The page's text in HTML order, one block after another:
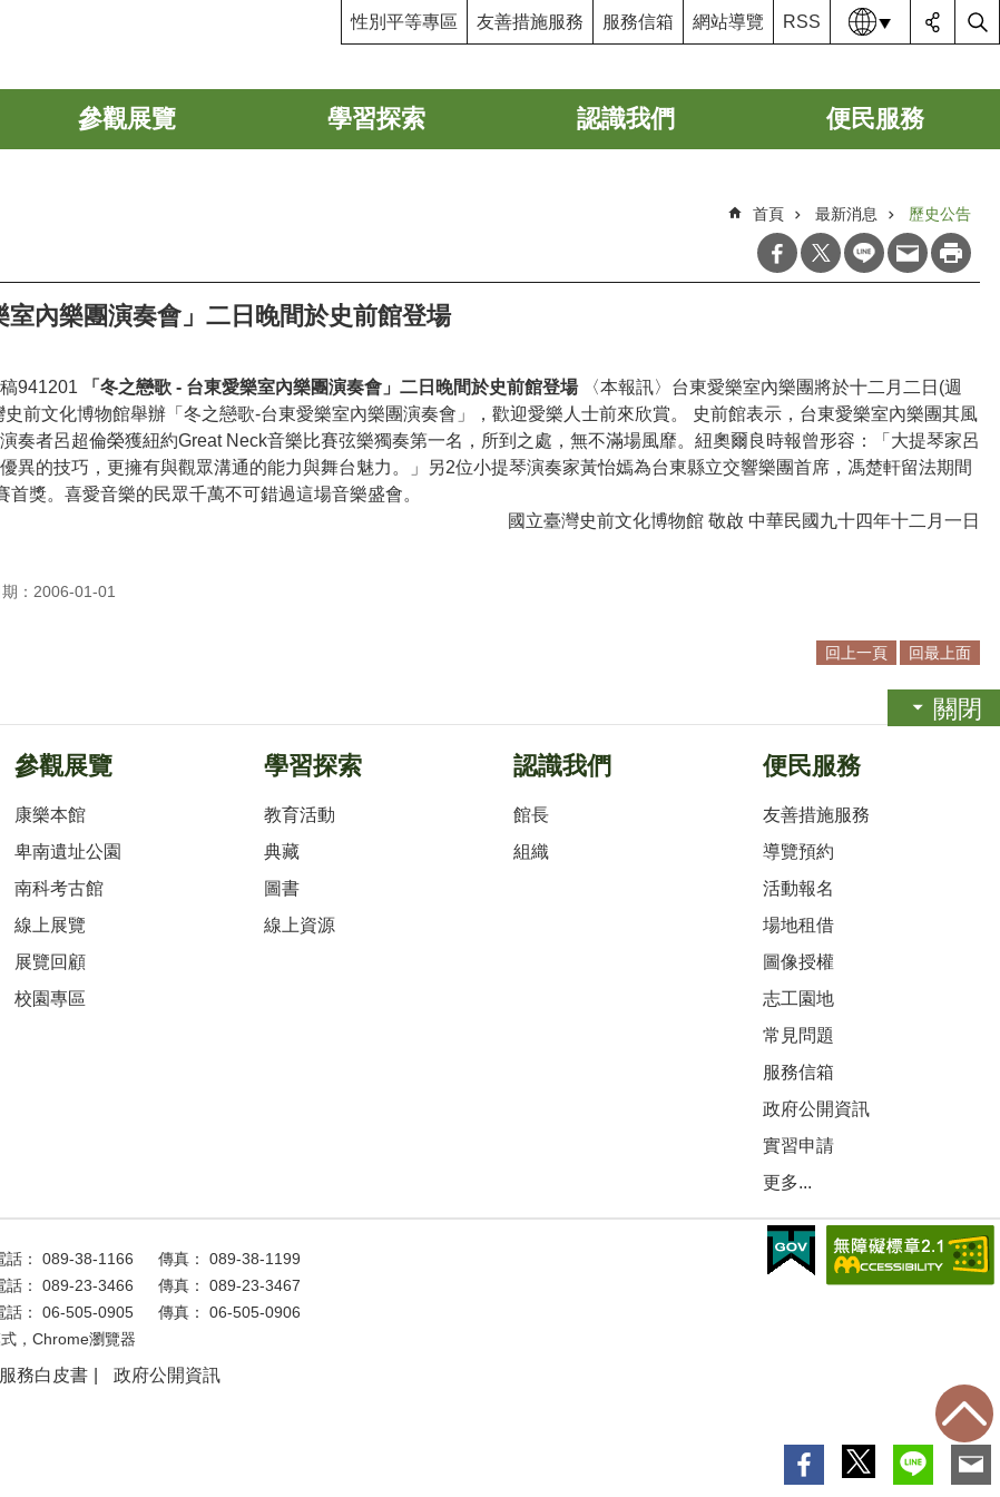
性別平等專區 友善措施服務 服務信箱 網站導覽 RSS 語系
參觀展覽 學習探索 認識我們 便民服務
首頁 最新消息 歷史公告
室內樂團演奏會」二日晚間於史前館登場
941201 「冬之戀歌 - 台東愛樂室內樂團演奏會」二日晚間於史前館登場〈本報訊〉台東愛樂室內樂團將於十二月二日(週
前文化博物館舉辦「冬之戀歌-台東愛樂室內樂團演奏會」，歡迎愛樂人士前來欣賞。 史前館表示，台東愛樂室內樂團其風
奏者呂超倫榮獲紐約Great Neck音樂比賽弦樂獨奏第一名，所到之處，無不滿場風靡。紐奧爾良時報曾形容：「大提琴家呂
異的技巧，更擁有與觀眾溝通的能力與舞台魅力。」另2位小提琴演奏家黃怡嫣為台東縣立交響樂團首席，馮楚軒留法期間
獎。喜愛音樂的民眾千萬不可錯過這場音樂盛會。
國立臺灣史前文化博物館 敬啟 中華民國九十四年十二月一日
：2006-01-01
回上一頁 回最上面
關閉
參觀展覽
康樂本館
卑南遺址公園
南科考古館
線上展覽
展覽回顧
校園專區
學習探索
教育活動
典藏
圖書
線上資源
認識我們
館長
組織
便民服務
友善措施服務
導覽預約
活動報名
場地租借
圖像授權
志工園地
常見問題
服務信箱
政府公開資訊
實習申請
更多...
話： 089-38-1166
傳真： 089-38-1199
話： 089-23-3466
傳真： 089-23-3467
話： 06-505-0905
傳真： 06-505-0906
，Chrome瀏覽器
務白皮書
政府公開資訊